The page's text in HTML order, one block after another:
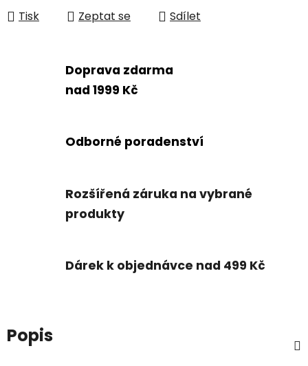
Tisk Zeptat se Sdílet
Doprava zdarma
nad 1999 Kč
Odborné poradenství
Rozšířená záruka na vybrané
produkty
Dárek k objednávce nad 499 Kč
Popis